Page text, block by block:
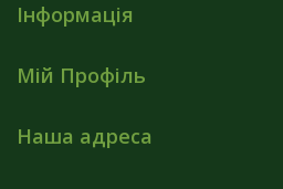
Інформація
Мій Профіль
Наша адреса